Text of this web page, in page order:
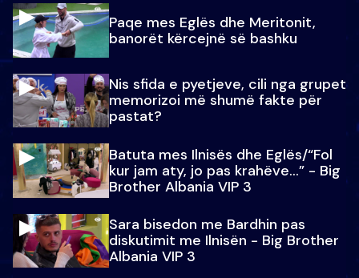
Paqe mes Eglës dhe Meritonit,
banorët kërcejnë së bashku
Nis sfida e pyetjeve, cili nga grupet
memorizoi më shumë fakte për
pastat?
Batuta mes Ilnisës dhe Eglës/“Fol
kur jam aty, jo pas krahëve…” - Big
Brother Albania VIP 3
Sara bisedon me Bardhin pas
diskutimit me Ilnisën - Big Brother
Albania VIP 3